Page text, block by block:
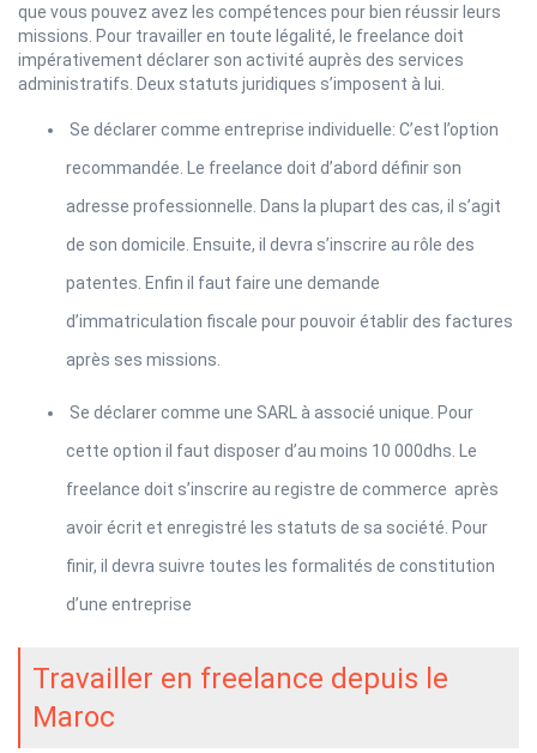
que vous pouvez avez les compétences pour bien réussir leurs
missions. Pour travailler en toute légalité, le freelance doit
impérativement déclarer son activité auprès des services
administratifs. Deux statuts juridiques s’imposent à lui.
Se déclarer comme entreprise individuelle: C’est l’option
recommandée. Le freelance doit d’abord définir son
adresse professionnelle. Dans la plupart des cas, il s’agit
de son domicile. Ensuite, il devra s’inscrire au rôle des
patentes. Enfin il faut faire une demande
d’immatriculation fiscale pour pouvoir établir des factures
après ses missions.
Se déclarer comme une SARL à associé unique. Pour
cette option il faut disposer d’au moins 10 000dhs. Le
freelance doit s’inscrire au registre de commerce après
avoir écrit et enregistré les statuts de sa société. Pour
finir, il devra suivre toutes les formalités de constitution
d’une entreprise
Travailler en freelance depuis le
Maroc